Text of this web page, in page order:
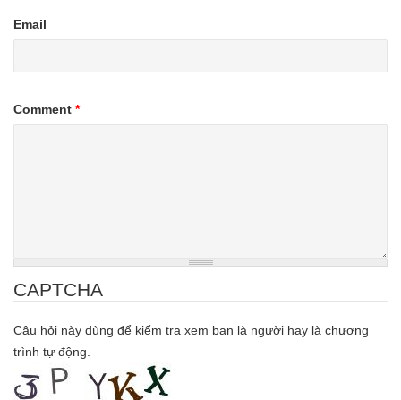
Email
Comment *
CAPTCHA
Câu hỏi này dùng để kiểm tra xem bạn là người hay là chương
trình tự động.